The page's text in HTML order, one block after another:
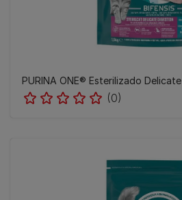
PURINA ONE® Esterilizado Delicate
(0)